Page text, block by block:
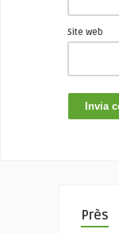
Site web
Près